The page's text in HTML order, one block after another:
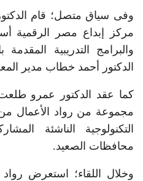
وفى سياق متصل؛ قام
مركز إبداع مصر الرقمية
والبرامج التدريبية
الدكتور أحمد خطاب مدير
كما عقد الدكتور عمرو
مجموعة من رواد الأعمال
التكنولوجية الناشئة
محافظات الصعيد.
وخلال اللقاء؛ استعرض